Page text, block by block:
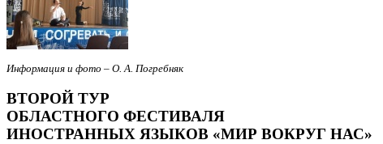
Информация и фото – О. А. Погребняк
ВТОРОЙ ТУР
ОБЛАСТНОГО ФЕСТИВАЛЯ
ИНОСТРАННЫХ ЯЗЫКОВ «МИР ВОКРУГ НАС»